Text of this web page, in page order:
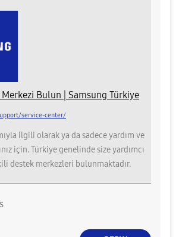
Bulun | Samsung Türkiye
service-center/
ilgili olarak ya da sadece yardım ve
için. Türkiye genelinde size yardımcı
destek merkezleri bulunmaktadır.